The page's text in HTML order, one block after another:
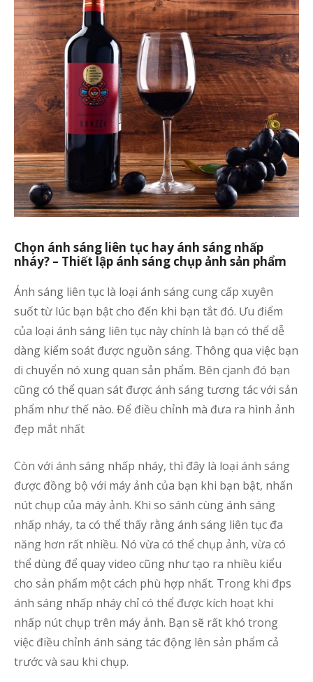
Chọn ánh sáng liên tục hay ánh sáng nhấp
nháy? – Thiết lập ánh sáng chụp ảnh sản phẩm
Ánh sáng liên tục là loại ánh sáng cung cấp xuyên
suốt từ lúc bạn bật cho đến khi bạn tắt đó. Ưu điểm
của loại ánh sáng liên tục này chính là bạn có thể dễ
dàng kiểm soát được nguồn sáng. Thông qua việc bạn
di chuyển nó xung quan sản phẩm. Bên cjanh đó bạn
cũng có thể quan sát được ánh sáng tương tác với sản
phẩm như thế nào. Để điều chỉnh mà đưa ra hình ảnh
đẹp mắt nhất
Còn với ánh sáng nhấp nháy, thì đây là loại ánh sáng
được đồng bộ với máy ảnh của bạn khi bạn bật, nhấn
nút chụp của máy ảnh. Khi so sánh cùng ánh sáng
nhấp nháy, ta có thể thấy rằng ánh sáng liên tục đa
năng hơn rất nhiều. Nó vừa có thể chụp ảnh, vừa có
thể dùng để quay video cũng như tạo ra nhiều kiểu
cho sản phẩm một cách phù hợp nhất. Trong khi đps
ánh sáng nhấp nháy chỉ có thể được kích hoạt khi
nhấp nút chụp trên máy ảnh. Bạn sẽ rất khó trong
việc điều chỉnh ánh sáng tác động lên sản phẩm cả
trước và sau khi chụp.